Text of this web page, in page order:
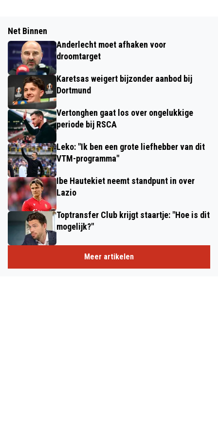
Net Binnen
Anderlecht moet afhaken voor
droomtarget
Karetsas weigert bijzonder aanbod bij
Dortmund
Vertonghen gaat los over ongelukkige
periode bij RSCA
Leko: "Ik ben een grote liefhebber van dit
VTM-programma"
Ibe Hautekiet neemt standpunt in over
Lazio
Toptransfer Club krijgt staartje: "Hoe is dit
mogelijk?"
Meer artikelen